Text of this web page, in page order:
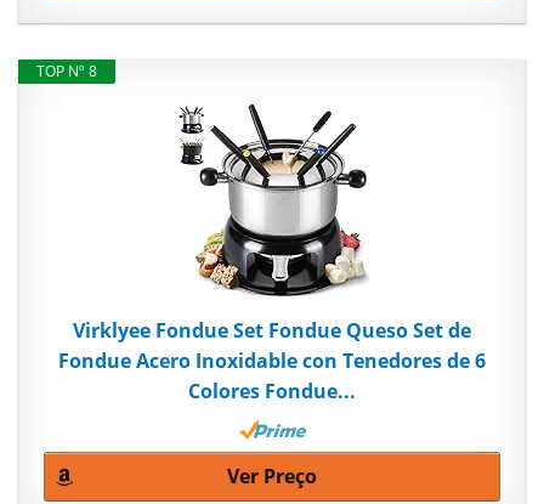
TOP Nº 8
Virklyee Fondue Set Fondue Queso Set de
Fondue Acero Inoxidable con Tenedores de 6
Colores Fondue...
Ver Preço